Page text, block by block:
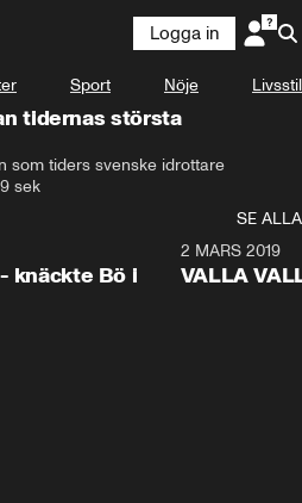
Logga in
Sport Nöje Livsstil
tidernas största
som tiders svenske idrottare
sek
SE ALLA
knäckte Bö i
2 MARS 2019
VALLA